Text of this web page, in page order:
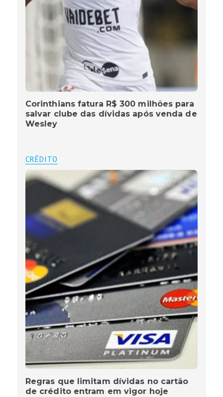
Corinthians fatura R$ 300 milhões para
salvar clube das dívidas após venda de
Wesley
CRÉDITO
Regras que limitam dívidas no cartão
de crédito entram em vigor hoje